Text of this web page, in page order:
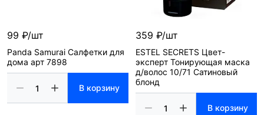
99 ₽/шт
Panda Samurai Салфетки для
дома арт 7898
В корзину
359 ₽/шт
ESTEL SECRETS Цвет-
эксперт Тонирующая маска
д/волос 10/71 Сатиновый
блонд
В корзину